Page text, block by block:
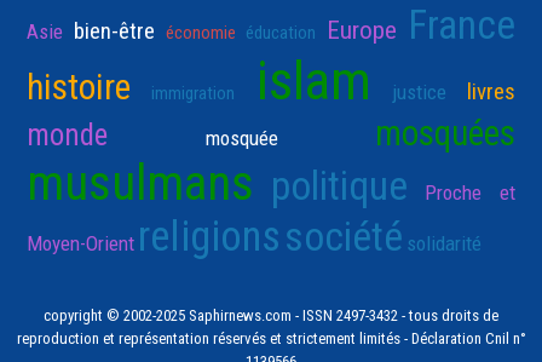
Asie bien-être économie éducation Europe France
histoire immigration islam justice livres
monde mosquée mosquées
musulmans politique Proche et
Moyen-Orient religionssociété solidarité
copyright © 2002-2025 Saphirnews.com - ISSN 2497-3432 - tous droits de
reproduction et représentation réservés et strictement limités - Déclaration Cnil n°